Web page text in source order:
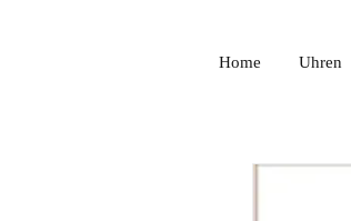
Home Uhren